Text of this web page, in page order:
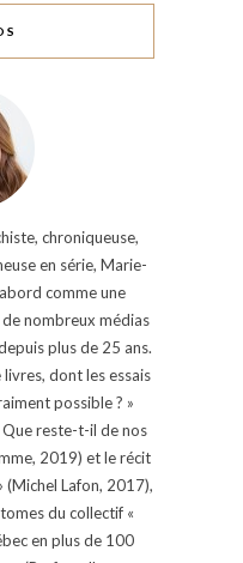
chroniqueuse,
en série, Marie-
comme une
nombreux médias
plus de 25 ans.
dont les essais
possible ? »
reste-t-il de nos
2019) et le récit
(Michel Lafon, 2017),
du collectif «
en plus de 100